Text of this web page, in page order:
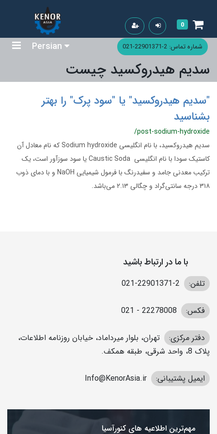
0
شماره تماس: 2-22901371-021 Persian
سدیم هیدروکسید چیست
"سدیم هیدروکسید" یا "سود پرک" را بهتر
بشناسید
/post-sodium-hydroxide
سدیم هیدروکسید، با نام انگلیسی Sodium hydroxide که نام معادل آن
کاستیک سودا با نام انگلیسی Caustic Soda یا سود سوزآور است، یک
ترکیب معدنی جامد و سفیدرنگ با فرمول شیمیایی NaOH و با دمای ذوب
۳۱۸ درجه سانتی‌گراد و چگالی ۲.۱۳ می‌باشد.
با ما در ارتباط باشید
تلفن: 2-22901371-021
فکس: 22278008 - 021
دفتر مرکزی:
تهران، بلوار میرداماد، خیابان روزنامه اطلاعات،
پلاک 8، واحد شرقی، طبقه همکف.
ایمیل پشتیبانی: Info@KenorAsia.ir
مهم‌ترین اطلاعیه های کنورآسیا